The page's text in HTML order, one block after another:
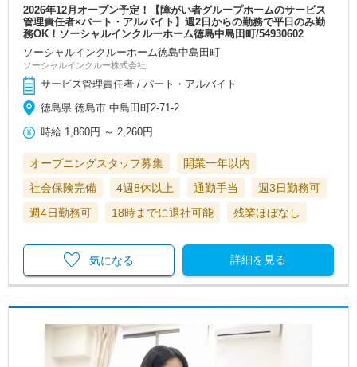
2026年12月オープン予定！【障がい者グループホームのサービス
管理責任者×パート・アルバイト】週2日からの勤務で平日のみ勤
務OK！ソーシャルインクルーホーム徳島中島田町/54930602
ソーシャルインクルーホーム徳島中島田町
ソーシャルインクルー株式会社
サービス管理責任者 / パート・アルバイト
徳島県 徳島市 中島田町2-71-2
時給 1,860円 ～ 2,260円
オープニングスタッフ募集
開業一年以内
社会保険完備
4週8休以上 通勤手当
週3日勤務可
週4日勤務可
18時までに退社可能 残業ほぼなし
詳細を見る
気になる